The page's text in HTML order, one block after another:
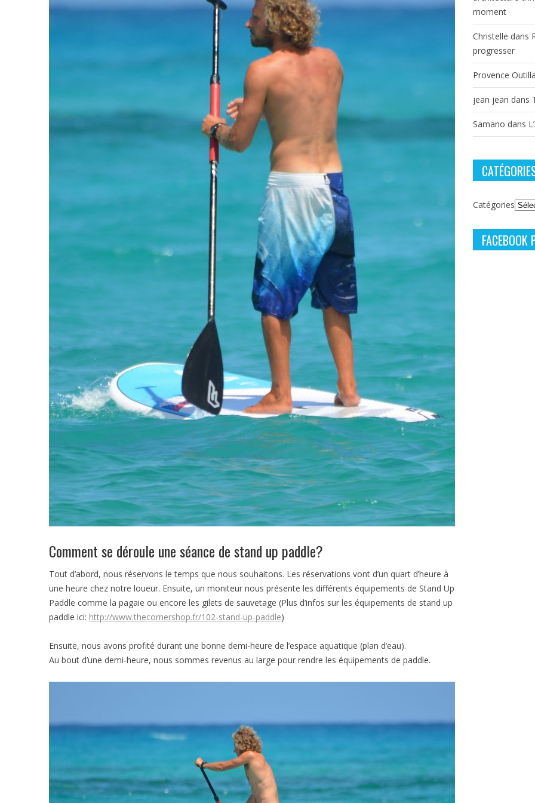
Comment se déroule une séance de stand up paddle?
Tout d’abord, nous réservons le temps que nous souhaitons. Les réservations vont d’un quart d’heure à
une heure chez notre loueur. Ensuite, un moniteur nous présente les différents équipements de Stand Up
Paddle comme la pagaie ou encore les gilets de sauvetage (Plus d’infos sur les équipements de stand up
paddle ici: http://www.thecornershop.fr/102-stand-up-paddle)
Ensuite, nous avons profité durant une bonne demi-heure de l’espace aquatique (plan d’eau).
Au bout d’une demi-heure, nous sommes revenus au large pour rendre les équipements de paddle.
moment
Christelle dans
progresser
Provence
jean jean dans
Samano dans
Catégories
FACEBOOK